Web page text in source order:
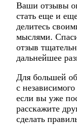
Ваши отзывы
стать еще и
делитесь
мыслями.
отзыв
дальнейшее
Для большей
с
если вы уже
расскажите
сделать